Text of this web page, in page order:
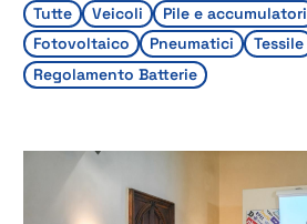
Tutte Veicoli Pile e accumulatori
Fotovoltaico
Pneumatici
Tessile
Regolamento Batterie